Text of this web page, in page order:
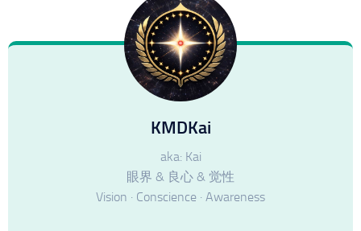
KMDKai
aka: Kai
眼界 & 良心 & 觉性
Vision · Conscience · Awareness